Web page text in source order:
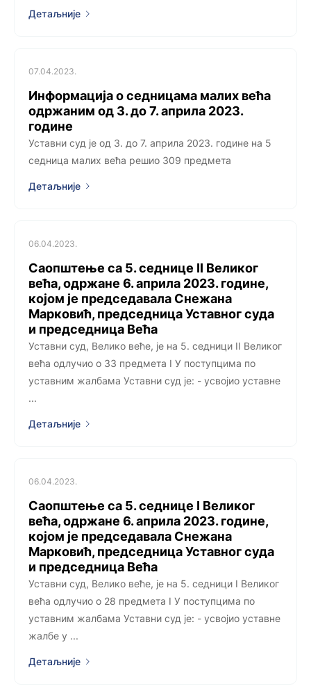
Детаљније
07.04.2023.
Информација о седницама малих већа
одржаним од 3. до 7. априла 2023.
године
Уставни суд је од 3. до 7. априла 2023. године на 5
седница малих већа решио 309 предмета
Детаљније
06.04.2023.
Саопштење са 5. седницe II Великог
већа, одржанe 6. априла 2023. године,
којoм је председавала Снежана
Марковић, председница Уставног суда
и председница Већа
Уставни суд, Велико веће, је на 5. седници II Великог
већа одлучио о 33 предмета I У поступцима по
уставним жалбама Уставни суд је: - усвојио уставне
...
Детаљније
06.04.2023.
Саопштење са 5. седницe I Великог
већа, одржанe 6. априла 2023. године,
којoм је председавала Снежана
Марковић, председница Уставног суда
и председница Већа
Уставни суд, Велико веће, је на 5. седници I Великог
већа одлучио о 28 предмета I У поступцима по
уставним жалбама Уставни суд је: - усвојио уставне
жалбе у ...
Детаљније